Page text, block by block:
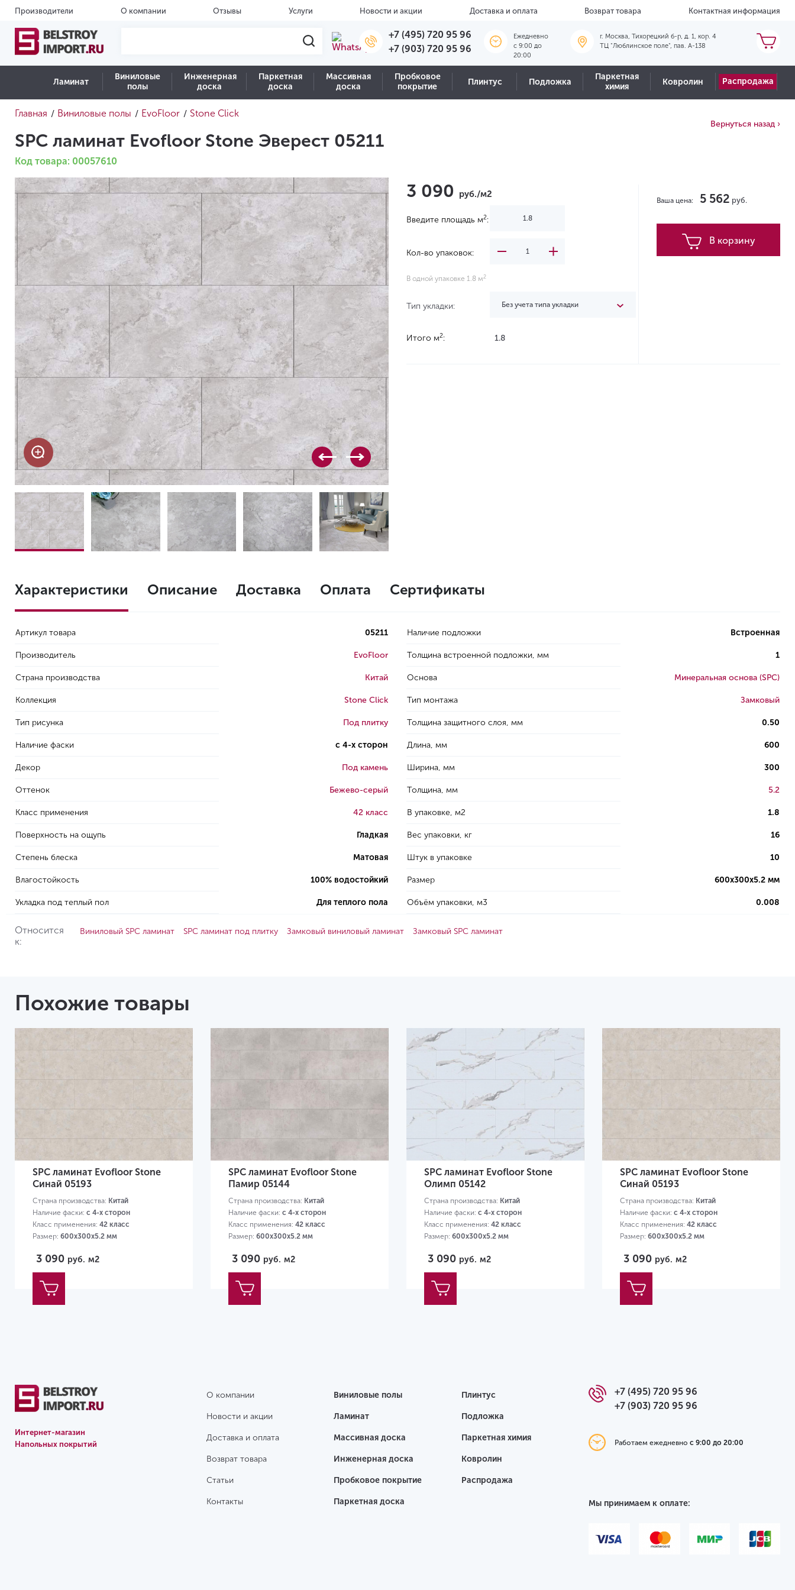
Производители О компании Отзывы Услуги Новости и акции Доставка и оплата Возврат товара Контактная информация
+7 (495) 720 95 96
+7 (903) 720 95 96
Ежедневно
c 9:00 до
20:00
г. Москва, Тихорецкий б-р, д. 1, кор. 4
ТЦ "Люблинское поле", пав. А-138
Ламинат
Виниловые
полы
Инженерная
доска
Паркетная
доска
Массивная
доска
Пробковое
покрытие
Плинтус Подложка
Паркетная
химия
Ковролин Распродажа
Главная / Виниловые полы / EvoFloor / Stone Click
SPC ламинат Evofloor Stone Эверест 05211
Код товара: 00057610
Вернуться назад ›
3 090 руб./м2
Введите площадь м2:
Кол-во упаковок:
В одной упаковке 1.8 м 2
Тип укладки: Без учета типа укладки
Итого м2: 1.8
Ваша цена: 5 562 руб.
В корзину
Характеристики Описание Доставка Оплата Сертификаты
Артикул товара 05211
Производитель EvoFloor
Страна производства Китай
Коллекция Stone Click
Тип рисунка Под плитку
Наличие фаски с 4-х сторон
Декор Под камень
Оттенок Бежево-серый
Класс применения 42 класс
Поверхность на ощупь Гладкая
Степень блеска Матовая
Влагостойкость 100% водостойкий
Укладка под теплый пол Для теплого пола
Наличие подложки Встроенная
Толщина встроенной подложки, мм 1
Основа Минеральная основа (SPC)
Тип монтажа Замковый
Толщина защитного слоя, мм 0.50
Длина, мм 600
Ширина, мм 300
Толщина, мм 5.2
В упаковке, м2 1.8
Вес упаковки, кг 16
Штук в упаковке 10
Размер 600х300х5.2 мм
Объём упаковки, м3 0.008
Относится
к:
Виниловый SPC ламинат SPC ламинат под плитку Замковый виниловый ламинат Замковый SPC ламинат
Похожие товары
SPC ламинат Evofloor Stone
Синай 05193
Страна производства: Китай
Наличие фаски: с 4-х сторон
Класс применения: 42 класс
Размер: 600х300х5.2 мм
3 090 руб. м2
SPC ламинат Evofloor Stone
Памир 05144
Страна производства: Китай
Наличие фаски: с 4-х сторон
Класс применения: 42 класс
Размер: 600х300х5.2 мм
3 090 руб. м2
SPC ламинат Evofloor Stone
Олимп 05142
Страна производства: Китай
Наличие фаски: с 4-х сторон
Класс применения: 42 класс
Размер: 600х300х5.2 мм
3 090 руб. м2
SPC ламинат Evofloor Stone
Синай 05193
Страна производства: Китай
Наличие фаски: с 4-х сторон
Класс применения: 42 класс
Размер: 600х300х5.2 мм
3 090 руб. м2
Интернет-магазин
Напольных покрытий
О компании
Новости и акции
Доставка и оплата
Возврат товара
Статьи
Контакты
Виниловые полы
Ламинат
Массивная доска
Инженерная доска
Пробковое покрытие
Паркетная доска
Плинтус
Подложка
Паркетная химия
Ковролин
Распродажа
+7 (495) 720 95 96
+7 (903) 720 95 96
Работаем ежедневнос 9:00 до 20:00
Мы принимаем к оплате: